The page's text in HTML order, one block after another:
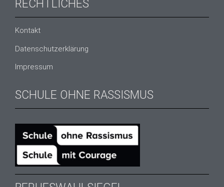
RECHTLICHES
Kontakt
Datenschutzerklärung
Impressum
SCHULE OHNE RASSISMUS